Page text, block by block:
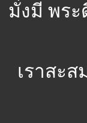
มั่งมี พระ
เราสะ